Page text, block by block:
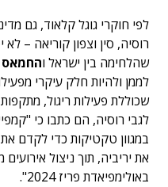
רוסיה, סין וצפון קוריאה –
שהלחימה בין ישראל והחמאס
לממן ולהיות חלק עיקרי
שכוללת פעילות ריגול,
לגבי רוסיה, הם כתבו כי
במגוון טקטיקות כדי לקדם
את יריביה, תוך ניצול
באולימפיאדת פריז 2024".